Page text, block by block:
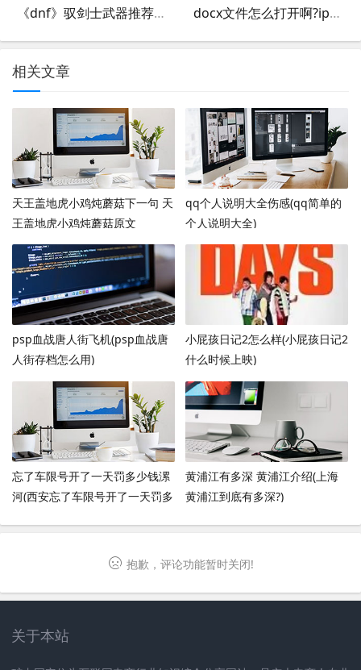
《dnf》驭剑士武器推荐(dnf驭剑士PK穿什么样的装备和带什么武器好?) docx文件怎么打开啊?ipad怎么打开docx?
相关文章
天王盖地虎小鸡炖蘑菇下一句 天
王盖地虎小鸡炖蘑菇原文
qq个人说明大全伤感(qq简单的
个人说明大全)
psp血战唐人街飞机(psp血战唐
人街存档怎么用)
小屁孩日记2怎么样(小屁孩日记2
什么时候上映)
忘了车限号开了一天罚多少钱漯
河(西安忘了车限号开了一天罚多
黄浦江有多深 黄浦江介绍(上海
黄浦江到底有多深?)
抱歉，评论功能暂时关闭!
关于本站